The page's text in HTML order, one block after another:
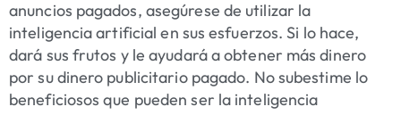
anuncios pagados, asegúrese de utilizar la
inteligencia artificial en sus esfuerzos. Si lo hace,
dará sus frutos y le ayudará a obtener más dinero
por su dinero publicitario pagado. No subestime lo
beneficiosos que pueden ser la inteligencia